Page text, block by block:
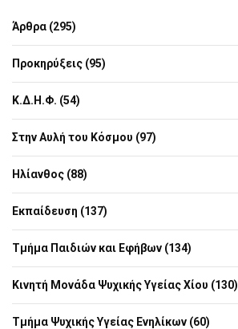
Άρθρα (295)
Προκηρύξεις (95)
Κ.Δ.Η.Φ. (54)
Στην Αυλή του Κόσμου (97)
Ηλίανθος (88)
Εκπαίδευση (137)
Τμήμα Παιδιών και Εφήβων (134)
Κινητή Μονάδα Ψυχικής Υγείας Χίου (130)
Τμήμα Ψυχικής Υγείας Ενηλίκων (60)